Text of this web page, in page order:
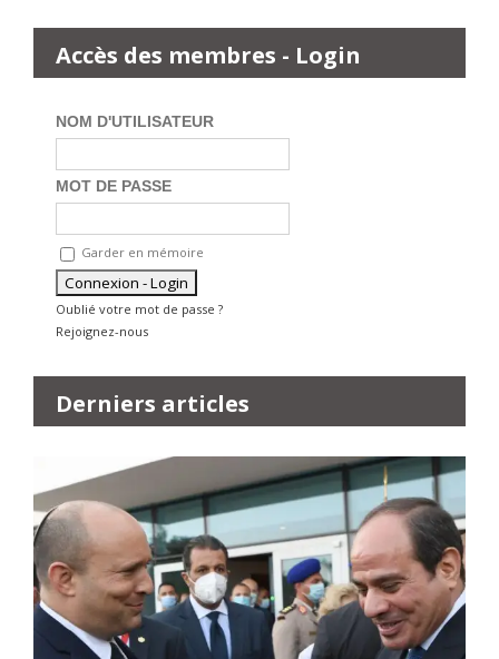
Accès des membres - Login
NOM D'UTILISATEUR
MOT DE PASSE
Garder en mémoire
Oublié votre mot de passe ?
Rejoignez-nous
Derniers articles